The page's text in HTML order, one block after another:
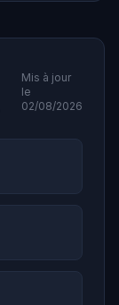
Mis à jour
le
02/08/2026